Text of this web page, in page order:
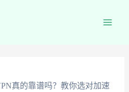
真的靠谱吗？教你选对加速